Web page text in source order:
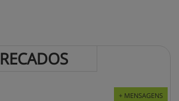
RECADOS
+ MENSAGENS